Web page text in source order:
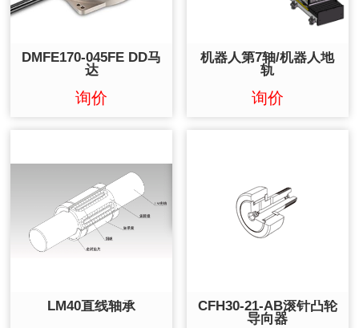
DMFE170-045FE DD马
达
询价
机器人第7轴/机器人地
轨
询价
LM40直线轴承
CFH30-21-AB滚针凸轮
导向器